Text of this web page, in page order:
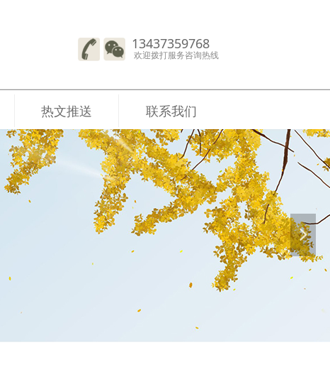
넲
欢迎拨打服务咨询热线
13437359768
热文推送 联系我们